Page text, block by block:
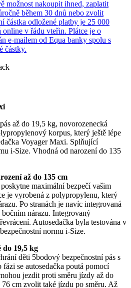
až do 19,5 kg, novorozenecká
korpus, který ještě lépe
Voyager Maxi. Splňující
i-Size. Vhodná od narození do 135
až do 135 cm
maximální bezpečí vašim
je vyrobená z polypropylenu, který
Po stranách je navíc integrovaná
nárazu. Integrovaný
Autosedačka byla testována v
normu i-Size.
do 19,5 kg
děti 5bodový bezpečnostní pás s
se autosedačka poutá pomocí
jezdit proti směru jízdy až do
cm zvolit také jízdu po směru. Až